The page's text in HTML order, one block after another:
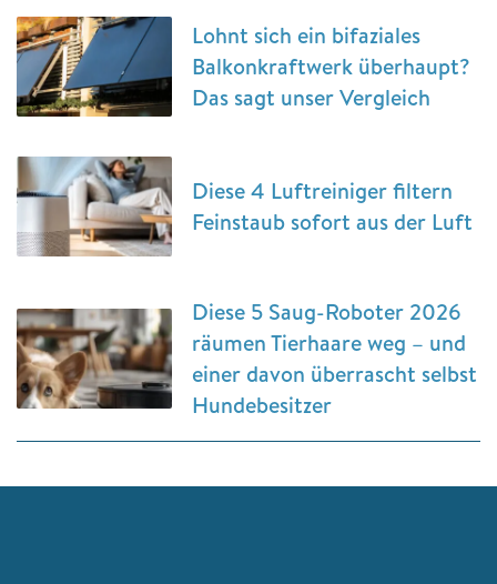
Lohnt sich ein bifaziales
Balkonkraftwerk überhaupt?
Das sagt unser Vergleich
Diese 4 Luftreiniger filtern
Feinstaub sofort aus der Luft
Diese 5 Saug-Roboter 2026
räumen Tierhaare weg – und
einer davon überrascht selbst
Hundebesitzer